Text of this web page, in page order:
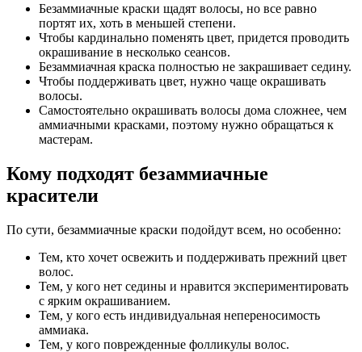
Безаммиачные краски щадят волосы, но все равно
портят их, хоть в меньшей степени.
Чтобы кардинально поменять цвет, придется проводить
окрашивание в несколько сеансов.
Безаммиачная краска полностью не закрашивает седину.
Чтобы поддерживать цвет, нужно чаще окрашивать
волосы.
Самостоятельно окрашивать волосы дома сложнее, чем
аммиачными красками, поэтому нужно обращаться к
мастерам.
Кому подходят безаммиачные
красители
По сути, безаммиачные краски подойдут всем, но особенно:
Тем, кто хочет освежить и поддерживать прежний цвет
волос.
Тем, у кого нет седины и нравится экспериментировать
с ярким окрашиванием.
Тем, у кого есть индивидуальная непереносимость
аммиака.
Тем, у кого поврежденные фолликулы волос.